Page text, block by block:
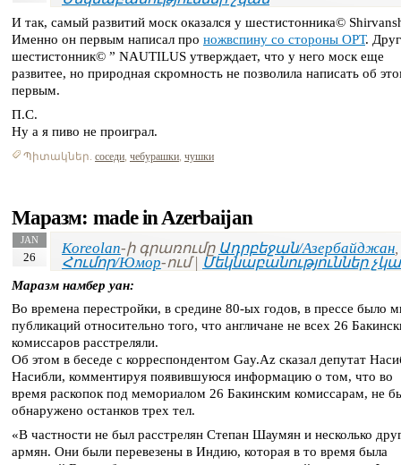
И так, самый развитий моск оказался у шестистонника©
Именно он первым написал про ножвспину со стороны ОРТ.
шестистонник© ” NAUTILUS утверждает, что у него моск еще
развитее, но природная скромность не позволила написать об
первым.
П.С.
Ну а я пиво не проиграл.
Պիտակներ. соседи, чебурашки, чушки
Маразм: made in Azerbaijan
JAN
26
Koreolan-ի գրառումը Ադրբեջան/Азербайджан
Հումոր/Юмор-ում | Մեկնաբանություններ
Маразм намбер уан:
Во времена перестройки, в средине 80-ых годов, в прессе было
публикаций относительно того, что англичане не всех 26
комиссаров расстреляли.
Об этом в беседе с корреспондентом Gay.Az сказал депутат
Насибли, комментируя появившуюся информацию о том, что во
время раскопок под мемориалом 26 Бакинским комиссарам, не
обнаружено останков трех тел.
«В частности не был расстрелян Степан Шаумян и несколько
армян. Они были перевезены в Индию, которая в то время была